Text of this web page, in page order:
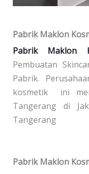
Pabrik Maklon
Pabrik Maklon
Pembuatan
Pabrik.
kosmetik ini
Tangerang di
Tangerang
Pabrik Maklon